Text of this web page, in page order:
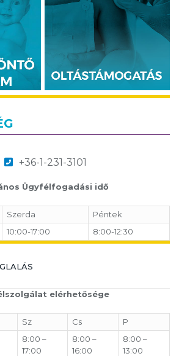
+36-1-231-3101
Ügyfélfogadási idő
Szerda
Péntek
10:00-17:00 8:00-12:30
elérhetősége
Sz Cs
P
8:00 –
17:00
8:00 –
16:00
8:00 –
13:00